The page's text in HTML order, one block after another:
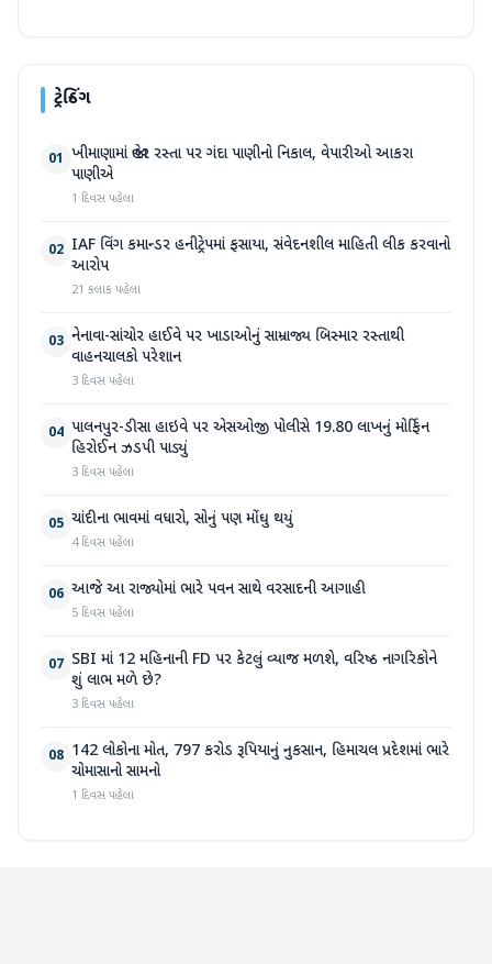
ટ્રેન્ડિંગ
01 ખીમાણામાં જાહેર રસ્તા પર ગંદા પાણીનો નિકાલ, વેપારીઓ આકરા
પાણીએ
1 દિવસ પહેલા
02 IAF વિંગ કમાન્ડર હનીટ્રેપમાં ફસાયા, સંવેદનશીલ માહિતી લીક કરવાનો
આરોપ
21 કલાક પહેલા
03 નેનાવા-સાંચોર હાઈવે પર ખાડાઓનું સામ્રાજ્ય બિસ્માર રસ્તાથી
વાહનચાલકો પરેશાન
3 દિવસ પહેલા
04 પાલનપુર-ડીસા હાઇવે પર એસઓજી પોલીસે 19.80 લાખનું મોર્ફિન
હિરોઈન ઝડપી પાડ્યું
3 દિવસ પહેલા
05 ચાંદીના ભાવમાં વધારો, સોનું પણ મોંઘુ થયું
4 દિવસ પહેલા
06 આજે આ રાજ્યોમાં ભારે પવન સાથે વરસાદની આગાહી
5 દિવસ પહેલા
07 SBI માં 12 મહિનાની FD પર કેટલું વ્યાજ મળશે, વરિષ્ઠ નાગરિકોને
શું લાભ મળે છે?
3 દિવસ પહેલા
08 142 લોકોના મોત, 797 કરોડ રૂપિયાનું નુકસાન, હિમાચલ પ્રદેશમાં ભારે
ચોમાસાનો સામનો
1 દિવસ પહેલા